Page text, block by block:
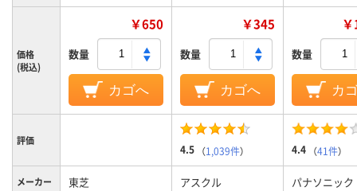
価格
(税込)
￥650
数量
カゴへ
￥345
数量
カゴへ
数量
カ
評価
4.5 （1,039件） 4.4 （41件）
メーカー 東芝 アスクル パナソニック